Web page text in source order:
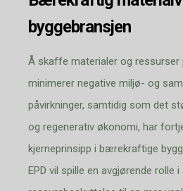
byggebransjen
Å skaffe materialer og ressurser
minimerer negative miljø- og
påvirkninger, samtidig som det
og regenerativ økonomi, har
kjerneprinsipp i bærekraftige
EPD vil spille en avgjørende rolle